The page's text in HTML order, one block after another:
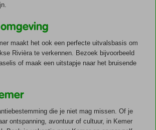
maakt het ook een perfecte uitvalsbasis om
Rivièra te verkennen. Bezoek bijvoorbeeld
of maak een uitstapje naar het bruisende
die je niet mag missen. Of je
ontspanning, avontuur of cultuur, in Kemer